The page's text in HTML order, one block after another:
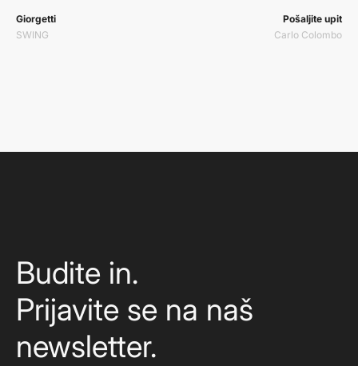
Prodavač:
Giorgetti
SWING
Prodavač:
Pošaljite upit
Carlo Colombo
Budite in.
Prijavite se na naš
newsletter.